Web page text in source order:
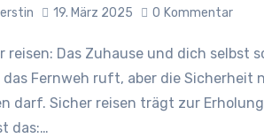
19. März 2025 0 Kommentar
das Fernweh ruft, aber die Sicherheit
darf. Sicher reisen trägt zur
das:…